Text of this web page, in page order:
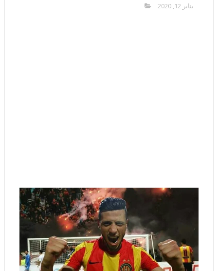
يناير 12, 2020